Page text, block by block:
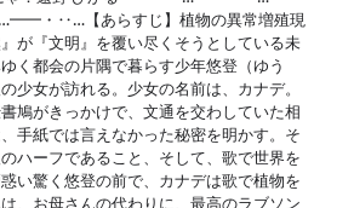
‥…【あらすじ】植物の異常増殖現
が『文明』を覆い尽くそうとしている未
く都会の片隅で暮らす少年悠登（ゆう
少女が訪れる。少女の名前は、カナデ。
鳩がきっかけで、文通を交わしていた相
手紙では言えなかった秘密を明かす。そ
ハーフであること、そして、歌で世界を
い驚く悠登の前で、カナデは歌で植物を